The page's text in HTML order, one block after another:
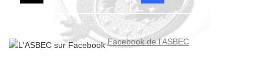
Facebook de l'ASBEC